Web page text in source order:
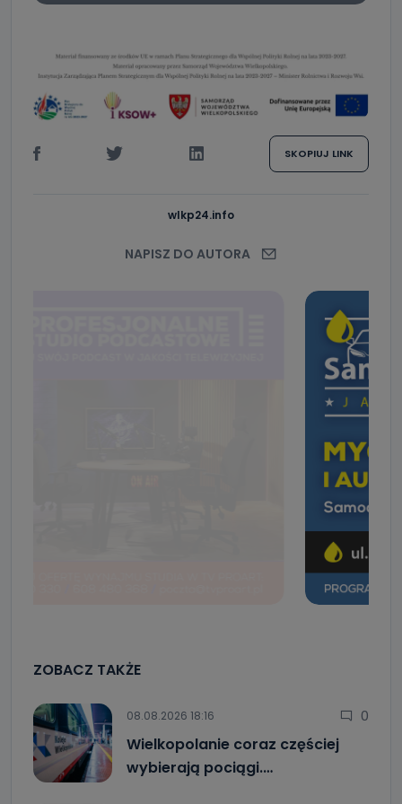
SKOPIUJ LINK
wlkp24.info
NAPISZ DO AUTORA
ZOBACZ TAKŻE
08.08.2026 18:16 0
Wielkopolanie coraz częściej
wybierają pociągi.…